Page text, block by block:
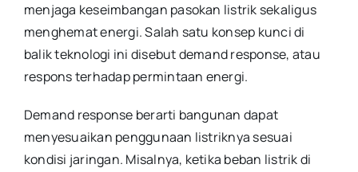
menjaga keseimbangan pasokan listrik sekaligus
menghemat energi. Salah satu konsep kunci di
balik teknologi ini disebut demand response, atau
respons terhadap permintaan energi.
Demand response berarti bangunan dapat
menyesuaikan penggunaan listriknya sesuai
kondisi jaringan. Misalnya, ketika beban listrik di